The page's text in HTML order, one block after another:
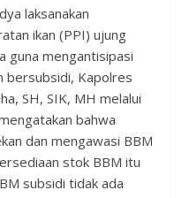
laksanakan
ikan (PPI) ujung
guna mengantisipasi
bersubsidi, Kapolres
SH, SIK, MH melalui
bahwa
dan mengawasi BBM
stok BBM itu
subsidi tidak ada